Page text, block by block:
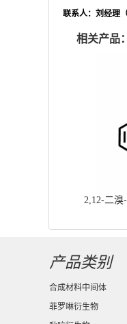
联系人：刘经理
相关产品：
2,12-二溴
产品类别
合成材料中间体
菲罗啉衍生物